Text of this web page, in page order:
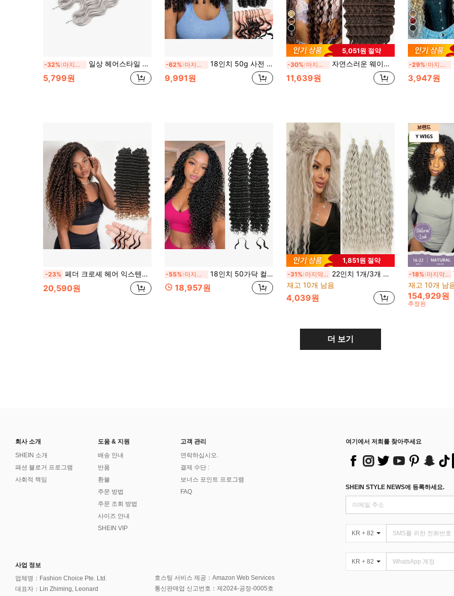
-32% 마지막 3일 일상 헤어스타일 장식을 위한 깊은 웨이브 곱슬 크로셰 인조 헤어 익스텐션
5,799원
-62% 마지막 3일 18인치 50g 사전 분리된 깃털 크로셰 브레이드 내추럴 블랙 웨트 웨이브 인비저블 크로셰 헤어 번들 세트
9,991원
6
5,051원 절약
-30% 마지막 3일 자연스러운 웨이브 롱 딥 워터 웨이브 합성 내열 헤어 익스텐션, 여성용 블랙 BUG 초콜릿 브라운 멀티컬러 브레이드 헤어 익스텐션, 일상, 휴가, 코스프레, 파티 및 새해 선물에 적합, 5개/팩
11,639원
7
-29% 마지막 3일
3,947원
-23% 페더 크로셰 헤어 익스텐션, 딥 웨이브 16" 18" 20" 22" - 50 가닥 - 페더 크로셰 헤어 익스텐션 합성 섬유, 사전 분할된 보이지 않는 매듭 크로셰 헤어 익스텐션
20,590원
-55% 마지막 3일 18인치 50가닥 컬리 페더 미라클 노트 크로셰 헤어 인비저블 노트리스 프리 세퍼레이티드 딥 웨이브 페더 크로셰 헤어 익스텐션 여성용 컬리 크로셰 헤어(1B, 18인치-50루트)
18,957원
1,851원 절약
-31% 마지막 3일 22인치 1개/3개 실버 & 골드 혼합 오션 웨이브 크로셰 브레이드 가발, 여성용 딥 웨이브 컬리 크로셰 브레이드 헤어 익스텐션, 부드러운 컬리 크로셰 브레이드 가발, 보헤미안 스타일 브레이드 헤어에 적합
재고 10개 남음
4,039원
-18% 마지막 2일 Y
재고 10개 남
154,929원
추정된
더 보기
회사 소개
SHEIN 소개
패션 블로거 프로그램
사회적 책임
도움 & 지원
배송 안내
반품
환불
주문 방법
주문 조회 방법
사이즈 안내
SHEIN VIP
고객 관리
연락하십시오.
결제 수단 :
보너스 포인트 프로그램
FAQ
사업 정보
업체명：Fashion Choice Pte. Ltd.
대표자：Lin Zhiming, Leonard
호스팅 서비스 제공：Amazon Web Services
통신판매업 신고번호：제2024-공정-0005호
여기에서 저희를 찾아주세요
SHEIN STYLE NEWS에 등록하세요.
KR + 82
KR + 82